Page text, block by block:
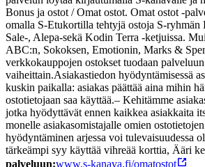
Bonus ja ostot / Omat ostot. Omat ostot -
omalla S-Etukortilla tehtyjä ostoja S-ryhmän
Sale-, Alepa-sekä Kodin Terra -ketjuissa.
ABC:n, Sokoksen, Emotionin, Marks &
verkkokauppojen ostokset tuodaan palveluun
vaiheittain.Asiakastiedon hyödyntämisessä
kuskin paikalla: asiakas päättää aina mihin
ostotietojaan saa käyttää.– Kehitämme
jotka hyödyttävät ennen kaikkea asiakkaita
monelle asiakasomistajalle omien
hyödyntäminen arjessa voi tulevaisuudessa
tärkeämpi syy käyttää vihreää korttia, Ääri
palveluun:www.s-kanava.fi/omatostot